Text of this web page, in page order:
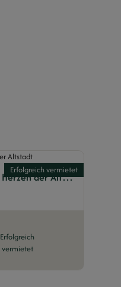
Erfolgreich vermietet
Charmante Großgarconniere im Herzen der Altstadt
Erfolgreich
vermietet